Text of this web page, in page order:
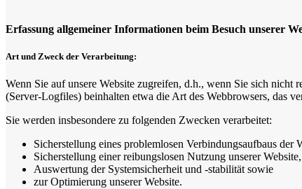
Erfassung allgemeiner Informationen beim Besuch unserer
Art und Zweck der Verarbeitung:
Wenn Sie auf unsere Website zugreifen, d.h., wenn Sie sich
(Server-Logfiles) beinhalten etwa die Art des Webbrowsers, das
Sie werden insbesondere zu folgenden Zwecken verarbeitet:
Sicherstellung eines problemlosen Verbindungsaufbaus der
Sicherstellung einer reibungslosen Nutzung unserer Website,
Auswertung der Systemsicherheit und -stabilität sowie
zur Optimierung unserer Website.